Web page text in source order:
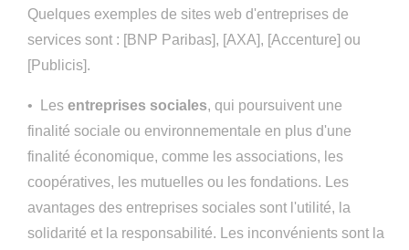
Quelques exemples de sites web d'entreprises de
services sont : [BNP Paribas], [AXA], [Accenture] ou
[Publicis].
• Lesentreprises sociales, qui poursuivent une
finalité sociale ou environnementale en plus d'une
finalité économique, comme les associations, les
coopératives, les mutuelles ou les fondations. Les
avantages des entreprises sociales sont l'utilité, la
solidarité et la responsabilité. Les inconvénients sont la